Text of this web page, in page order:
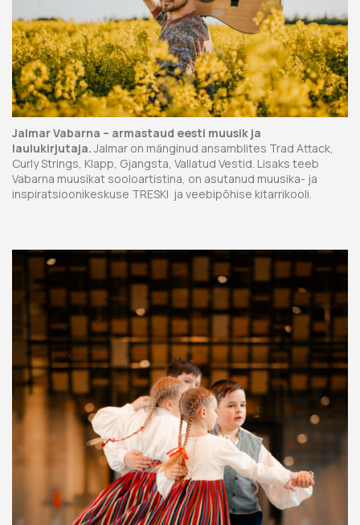
Jalmar Vabarna – armastaud eesti muusik ja
laulukirjutaja.Jalmar on mänginud ansamblites Trad Attack,
Curly Strings, Klapp, Gjangsta, Vallatud Vestid. Lisaks teeb
Vabarna muusikat sooloartistina, on asutanud muusika- ja
inspiratsioonikeskuse TRESKI ja veebipõhise kitarrikooli.